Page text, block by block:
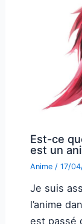
Est-ce
est un
Anime/ 17/
Je suis
l’anime
est passé